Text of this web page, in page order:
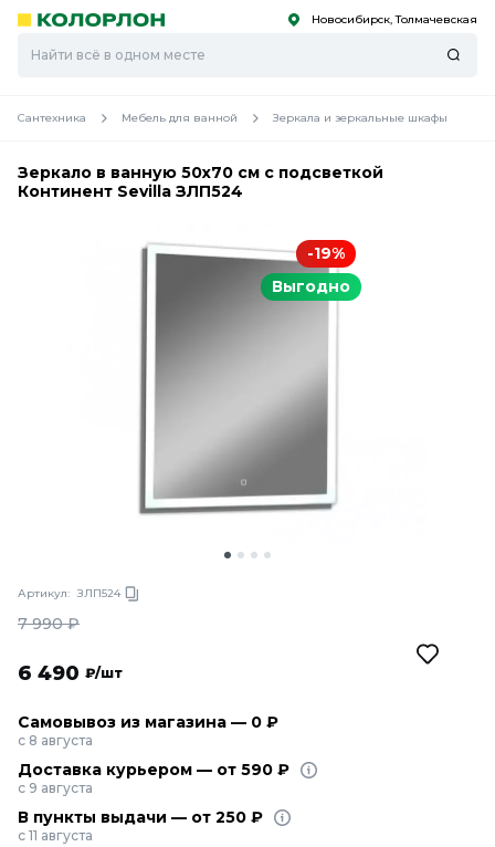
Скоро
Скоро Новосибирск, Толмачевская
Сантехника Мебель для ванной Зеркала и зеркальные шкафы
Зеркало в ванную 50х70 см с подсветкой
Континент Sevilla ЗЛП524
-19%
Выгодно
Артикул: ЗЛП524
7 990₽
6 490 ₽/шт
Самовывоз из магазина — 0 ₽
с 8 августа
Доставка курьером — от 590 ₽
с 9 августа
В пункты выдачи — от 250 ₽
с 11 августа